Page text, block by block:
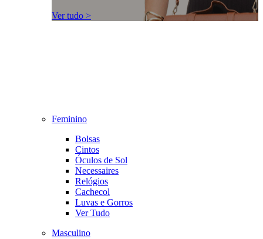
Ver tudo >
Feminino
Bolsas
Cintos
Óculos de Sol
Necessaires
Relógios
Cachecol
Luvas e Gorros
Ver Tudo
Masculino